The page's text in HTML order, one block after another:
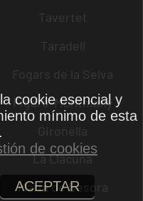
Tavertet
Taradell
Fogars de la Selva
Figaró-Montmany
Gironella
La Llacuna
Maria de Besora
cookie esencial y
mínimo de esta
de cookies
ACEPTAR